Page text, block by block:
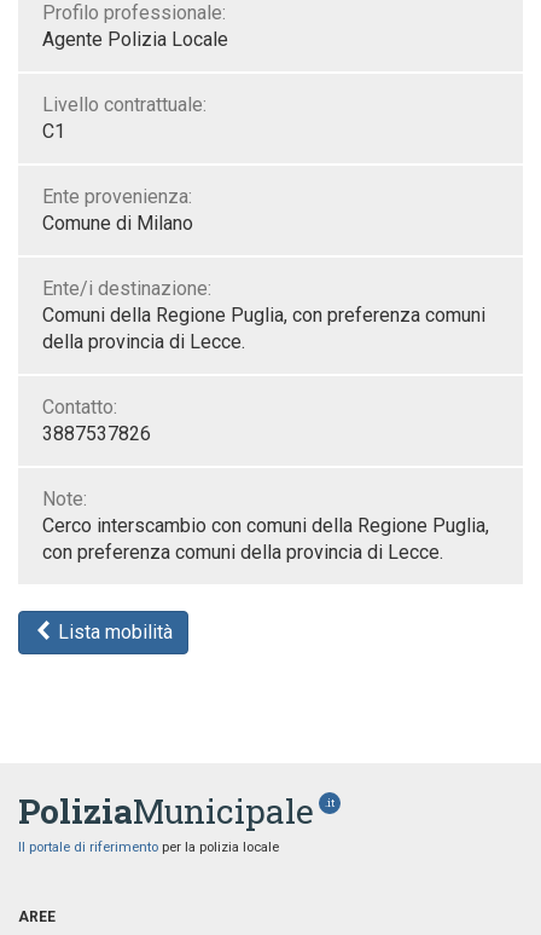
Profilo professionale:
Agente Polizia Locale
Livello contrattuale:
C1
Ente provenienza:
Comune di Milano
Ente/i destinazione:
Comuni della Regione Puglia, con preferenza comuni
della provincia di Lecce.
Contatto:
3887537826
Note:
Cerco interscambio con comuni della Regione Puglia,
con preferenza comuni della provincia di Lecce.
Lista mobilità
PoliziaMunicipale .it
Il portale di riferimento per la polizia locale
AREE